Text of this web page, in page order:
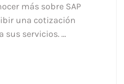
más sobre SAP
una cotización
sus servicios. …